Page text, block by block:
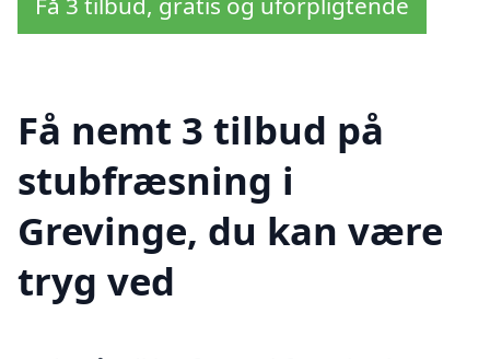
Få nemt 3 tilbud på
stubfræsning i
Grevinge, du kan være
tryg ved